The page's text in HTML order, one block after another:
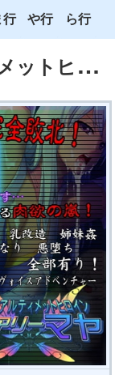
ェアリーマヤ
行
や行
ゆ
よ
わ
ら行
り
る
れ
ろ